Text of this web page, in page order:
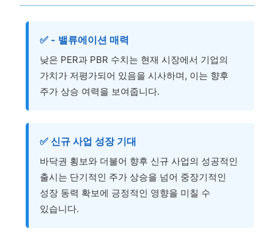
✅ - 밸류에이션 매력
낮은 PER과 PBR 수치는 현재 시장에서 기업의
가치가 저평가되어 있음을 시사하며, 이는 향후
주가 상승 여력을 보여줍니다.
✅ 신규 사업 성장 기대
바닥권 횡보와 더불어 향후 신규 사업의 성공적인
출시는 단기적인 주가 상승을 넘어 중장기적인
성장 동력 확보에 긍정적인 영향을 미칠 수
있습니다.